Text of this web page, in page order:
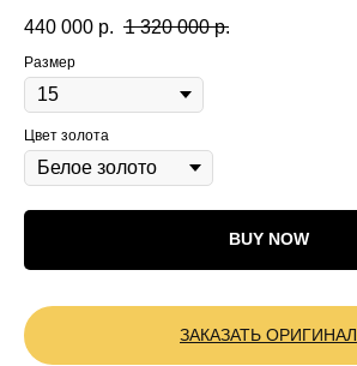
440 000 р. 1 320 000 р.
Размер
Цвет золота
BUY NOW
ЗАКАЗАТЬ ОРИГИНАЛ